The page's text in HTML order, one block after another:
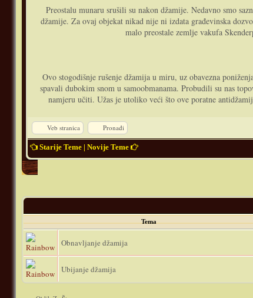
Preostalu munaru srušili su nakon džamije. Nedavno smo
džamije. Za ovaj objekat nikad nije ni izdata građevinska
malo preostale zemlje vakufa
Ovo stogodišnje rušenje džamija u miru, uz obavezna
spavali dubokim snom u samoobmanama. Probudili su nas
namjeru učiti. Užas je utoliko veći što ove poratne
Veb stranica Pronađi
Starije Teme| Novije Teme
Tema
Obnavljanje džamija
Ubijanje džamija